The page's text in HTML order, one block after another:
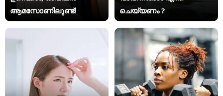
ആമസോണിലുണ്ട്!
ചെയ്യണം ?